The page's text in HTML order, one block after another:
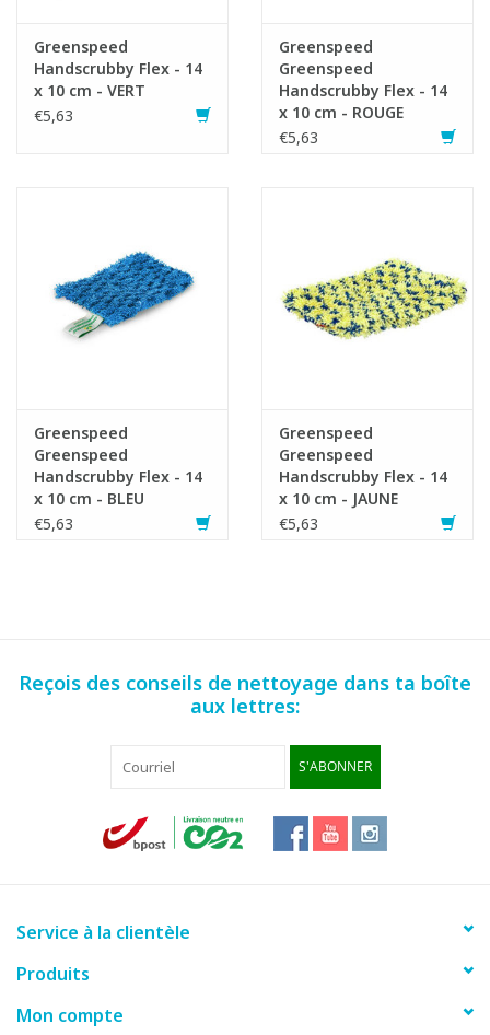
Greenspeed
Handscrubby Flex - 14
x 10 cm - VERT
€5,63
Greenspeed
Greenspeed
Handscrubby Flex - 14
x 10 cm - ROUGE
€5,63
Greenspeed
Greenspeed
Handscrubby Flex - 14
x 10 cm - BLEU
€5,63
Greenspeed
Greenspeed
Handscrubby Flex - 14
x 10 cm - JAUNE
€5,63
Reçois des conseils de nettoyage dans ta boîte
aux lettres:
S'ABONNER
Service à la clientèle
Produits
Mon compte